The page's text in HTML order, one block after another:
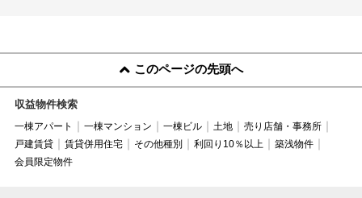
このページの先頭へ
収益物件検索
一棟アパート 一棟マンション 一棟ビル 土地
売り店舗・事務所
戸建賃貸
賃貸併用住宅 その他種別 利回り10％以上
築浅物件
会員限定物件